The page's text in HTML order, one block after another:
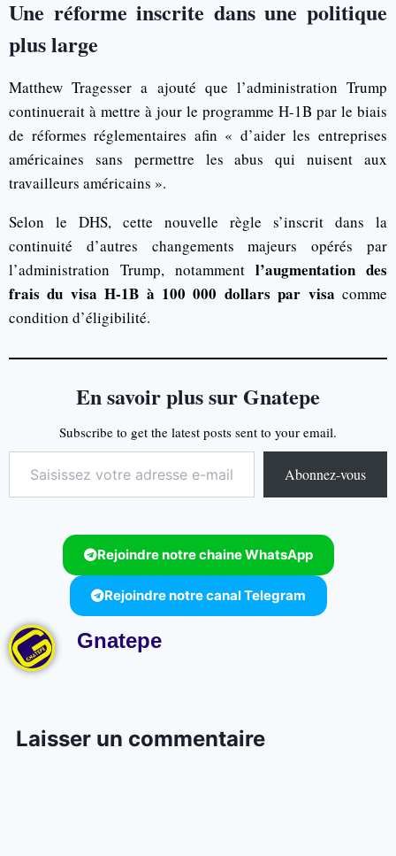
Une réforme inscrite dans une politique
plus large
Matthew Tragesser a ajouté que l’administration Trump
continuerait à mettre à jour le programme H-1B par le biais
de réformes réglementaires afin « d’aider les entreprises
américaines sans permettre les abus qui nuisent aux
travailleurs américains ».
Selon le DHS, cette nouvelle règle s’inscrit dans la
continuité d’autres changements majeurs opérés par
l’administration Trump, notamment l’augmentation des
frais du visa H-1B à 100 000 dollars par visa comme
condition d’éligibilité.
En savoir plus sur Gnatepe
Subscribe to get the latest posts sent to your email.
Abonnez-vous
Rejoindre notre chaine WhatsApp
Rejoindre notre canal Telegram
Gnatepe
Laisser un commentaire